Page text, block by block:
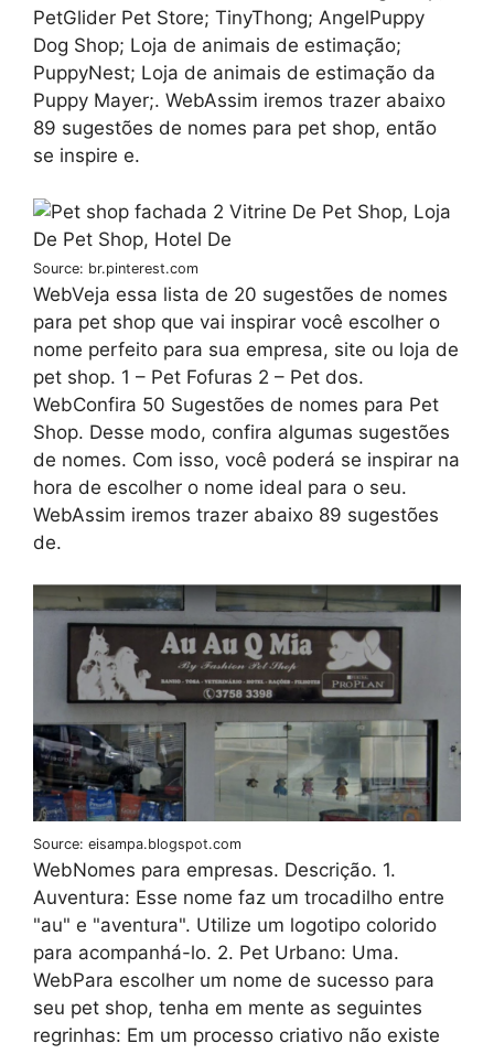
PetGlider Pet Store; TinyThong; AngelPuppy
Dog Shop; Loja de animais de estimação;
PuppyNest; Loja de animais de estimação da
Puppy Mayer;. WebAssim iremos trazer abaixo
89 sugestões de nomes para pet shop, então
se inspire e.
Source: br.pinterest.com
WebVeja essa lista de 20 sugestões de nomes
para pet shop que vai inspirar você escolher o
nome perfeito para sua empresa, site ou loja de
pet shop. 1 – Pet Fofuras 2 – Pet dos.
WebConfira 50 Sugestões de nomes para Pet
Shop. Desse modo, confira algumas sugestões
de nomes. Com isso, você poderá se inspirar na
hora de escolher o nome ideal para o seu.
WebAssim iremos trazer abaixo 89 sugestões
de.
Source: eisampa.blogspot.com
WebNomes para empresas. Descrição. 1.
Auventura: Esse nome faz um trocadilho entre
"au" e "aventura". Utilize um logotipo colorido
para acompanhá-lo. 2. Pet Urbano: Uma.
WebPara escolher um nome de sucesso para
seu pet shop, tenha em mente as seguintes
regrinhas: Em um processo criativo não existe